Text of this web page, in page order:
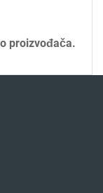
proizvođača.